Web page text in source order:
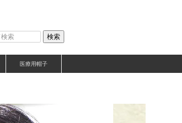
検索
医療用帽子